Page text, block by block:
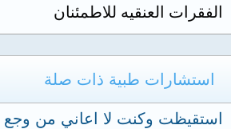
الفقرات العنقيه للاطمئنان
استشارات طبية ذات صلة
استقيظت وكنت لا اعاني من